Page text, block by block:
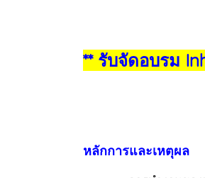
** รับจัดอบรม
หลักการและเหตุผล